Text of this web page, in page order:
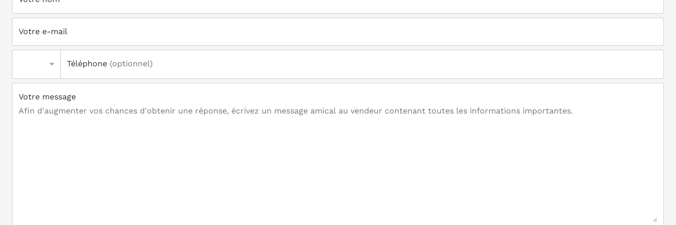
Votre e-mail
Téléphone (optionnel)
Votre message